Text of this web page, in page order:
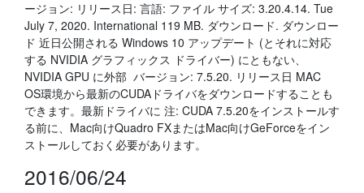
ージョン: リリース日: 言語: ファイル サイズ: 3.20.4.14. Tue
July 7, 2020. International 119 MB. ダウンロード. ダウンロー
ド 近日公開される Windows 10 アップデート (とそれに対応
する NVIDIA グラフィックス ドライバー) にともない、
NVIDIA GPU に外部 バージョン: 7.5.20. リリース日 MAC
OS環境から最新のCUDAドライバをダウンロードすることも
できます。最新ドライバに 注: CUDA 7.5.20をインストールす
る前に、Mac向けQuadro FXまたはMac向けGeForceをイン
ストールしておく必要があります。
2016/06/24